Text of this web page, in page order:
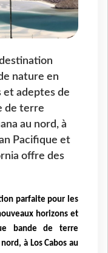
nature en
et adeptes de
de terre
au nord, à
Pacifique et
offre des
parfaite pour les
horizons et
bande de terre
à Los Cabos au